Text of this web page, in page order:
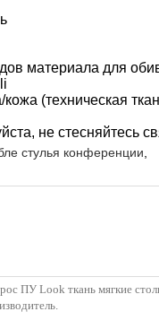
материала для
(техническая
не стесняйтесь
стулья конференции